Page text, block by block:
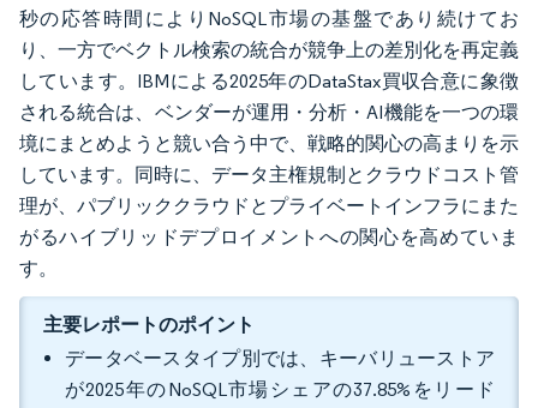
秒の応答時間によりNoSQL市場の基盤であり続けてお
り、一方でベクトル検索の統合が競争上の差別化を再定義
しています。IBMによる2025年のDataStax買収合意に象徴
される統合は、ベンダーが運用・分析・AI機能を一つの環
境にまとめようと競い合う中で、戦略的関心の高まりを示
しています。同時に、データ主権規制とクラウドコスト管
理が、パブリッククラウドとプライベートインフラにまた
がるハイブリッドデプロイメントへの関心を高めていま
す。
主要レポートのポイント
データベースタイプ別では、キーバリューストア
が2025年のNoSQL市場シェアの37.85%をリード